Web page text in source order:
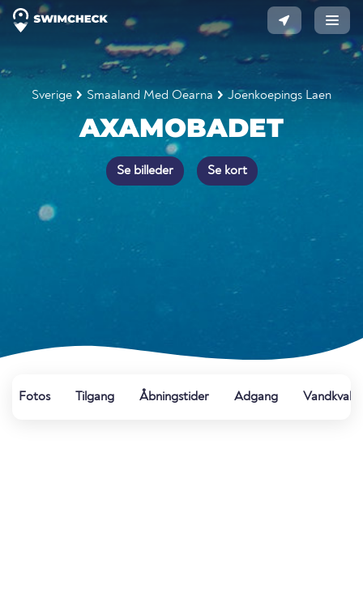
Sverige Smaaland Med Oearna Joenkoepings Laen
AXAMOBADET
Se billeder Se kort
Fotos Tilgang Åbningstider Adgang